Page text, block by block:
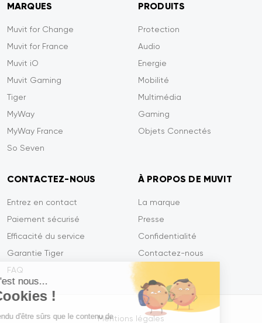
Salut c'est nous...
les Cookies !
On a attendu d'être sûrs que le contenu de
MARQUES
Muvit for Change
Muvit for France
Muvit iO
Muvit Gaming
Tiger
MyWay
MyWay France
So Seven
PRODUITS
Protection
Audio
Energie
Mobilité
Multimédia
Gaming
Objets Connectés
CONTACTEZ-NOUS
Entrez en contact
Paiement sécurisé
Efficacité du service
Garantie Tiger
FAQ
À PROPOS DE MUVIT
La marque
Presse
Confidentialité
Contactez-nous
Mentions légales